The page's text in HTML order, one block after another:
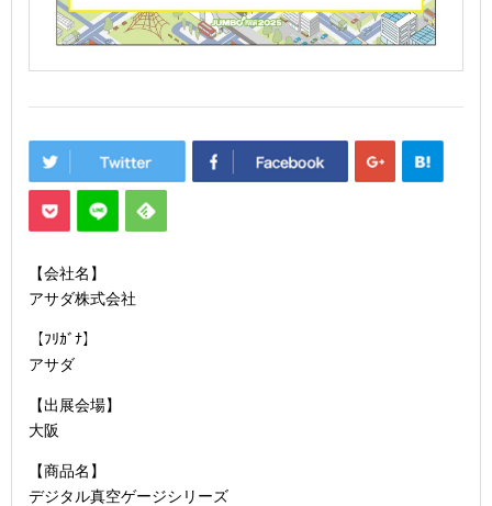
【会社名】
アサダ株式会社
【ﾌﾘｶﾞﾅ】
アサダ
【出展会場】
大阪
【商品名】
デジタル真空ゲージシリーズ